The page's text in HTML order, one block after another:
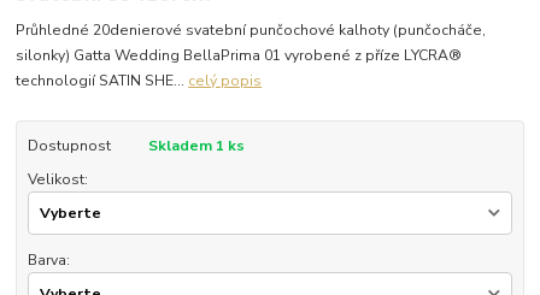
Průhledné 20denierové svatební punčochové kalhoty (punčocháče,
silonky) Gatta Wedding BellaPrima 01 vyrobené z příze LYCRA®
technologií SATIN SHE... celý popis
Dostupnost
Skladem 1 ks
Velikost:
Barva: